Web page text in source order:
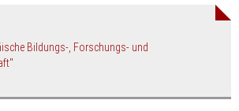
Bildungs-, Forschungs- und